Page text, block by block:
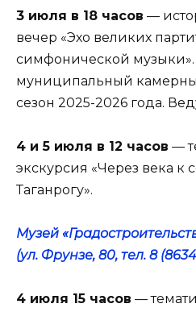
3 июля в 18 часов —
вечер «Эхо великих
симфонической музыки».
муниципальный
сезон 2025-2026 года.
4 и 5 июля в 12 часов —
экскурсия «Через века к
Таганрогу».
Музей
(ул. Фрунзе, 80, тел. 8
4 июля 15 часов —